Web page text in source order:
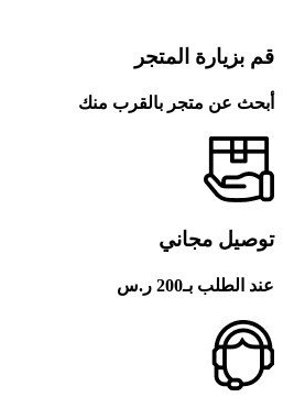
قم بزيارة المتجر
أبحث عن متجر بالقرب منك
توصيل مجاني
عند الطلب بـ200 ر.س